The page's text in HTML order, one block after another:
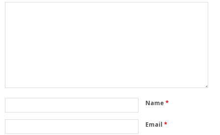
Name *
Email *